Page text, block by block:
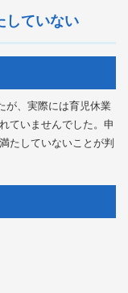
していない
が、実際には育児休業
ていませんでした。申
たしていないことが判